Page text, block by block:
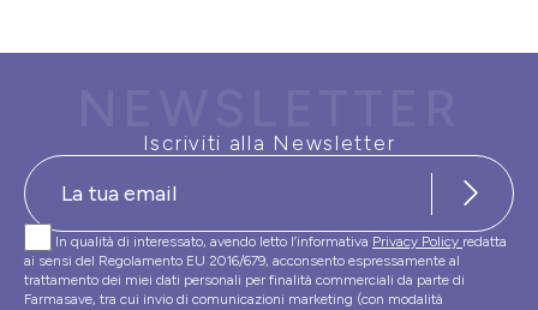
Iscriviti alla Newsletter
In qualità di interessato, avendo letto l’informativa Privacy Policy redatta
ai sensi del Regolamento EU 2016/679, acconsento espressamente al
trattamento dei miei dati personali per finalità commerciali da parte di
Farmasave, tra cui invio di comunicazioni marketing (con modalità